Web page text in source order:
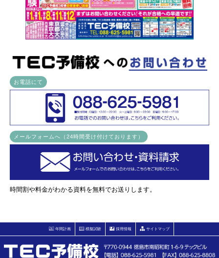
お電話にて
メールフォームへ（24時間受け付けております）
時間割や料金がわかる資料を無料でお送りします。
年間計画 模擬試験 採用情報 サイトマップ